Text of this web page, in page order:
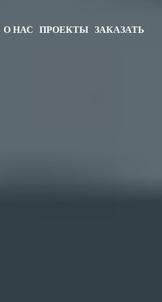
О НАС ПРОЕКТЫ ЗАКАЗАТЬ